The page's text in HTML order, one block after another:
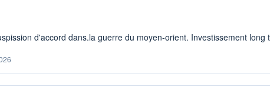
d'accord dans.la guerre du moyen-orient. Investissement long